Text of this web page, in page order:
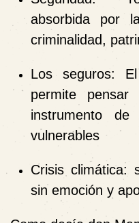
absorbida por
criminalidad,
Los seguros:
permite
instrumento
vulnerables
Crisis climática:
sin emoción y